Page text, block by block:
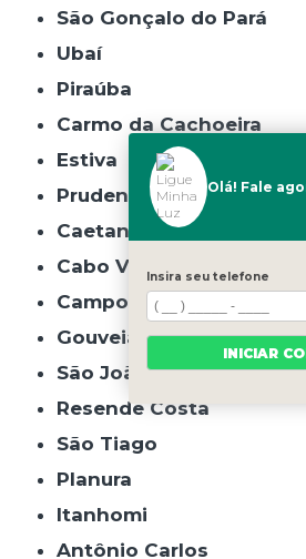
São Gonçalo do Pará
Ubaí
Piraúba
Carmo da Cachoeira
Estiva
Prudente de Morais
Caetanópolis
Cabo Verde
Campo do Meio
Gouveia
São João do Manhuaçu
Resende Costa
São Tiago
Planura
Itanhomi
Antônio Carlos
Olá! Fale
Insira seu telefone
INICIAR